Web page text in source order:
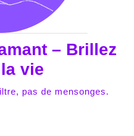
– Brillez
vie
pas de mensonges.